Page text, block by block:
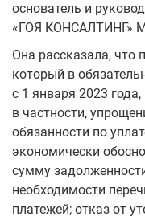
основатель и
«ГОЯ КОНСАЛТИНГ»
Она рассказала, что
который в
с 1 января 2023
в частности,
обязанности по
экономически
сумму
необходимости
платежей; отказ от